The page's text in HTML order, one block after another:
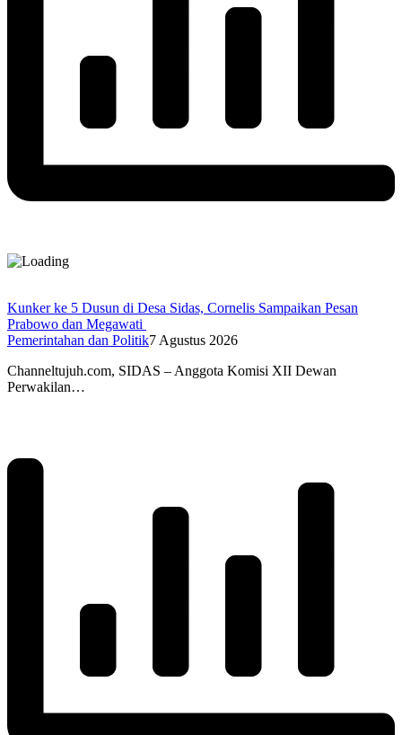
Kunker ke 5 Dusun di Desa Sidas, Cornelis Sampaikan Pesan
Prabowo dan Megawati
Pemerintahan dan Politik7 Agustus 2026
Channeltujuh.com, SIDAS – Anggota Komisi XII Dewan
Perwakilan…